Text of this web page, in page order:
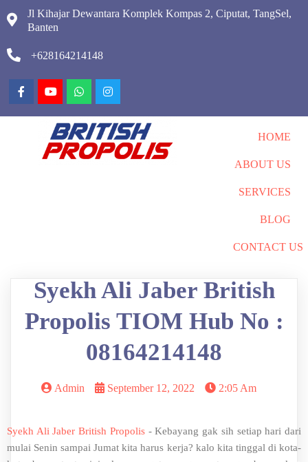
Jl Kihajar Dewantara Komplek Kompas 2, Ciputat, TangSel,
Banten
+628164214148
HOME
ABOUT US
SERVICES
BLOG
CONTACT US
Syekh Ali Jaber British
Propolis TIOM Hub No :
08164214148
Admin September 12, 2022 2:05 Am
Syekh Ali Jaber British Propolis- Kebayang gak sih setiap hari dari
mulai Senin sampai Jumat kita harus kerja? kalo kita tinggal di kota-